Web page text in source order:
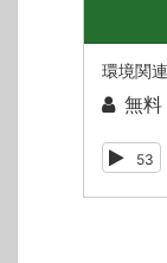
環境関
無料
53